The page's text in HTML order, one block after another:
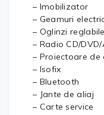
– Imobilizator
– Geamuri
– Oglinzi
– Radio CD/DVD/
– Proiectoare de
– Isofix
– Bluetooth
– Jante de aliaj
– Carte service